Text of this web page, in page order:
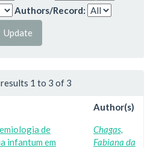
Authors/Record:
1 to 3 of 3
Author(s)
de
infantum em
Chagas,
Fabiana da